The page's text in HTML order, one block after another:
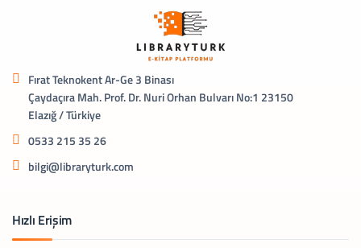
Fırat Teknokent Ar-Ge 3 Binası
Çaydaçıra Mah. Prof. Dr. Nuri Orhan Bulvarı No:1 23150
Elazığ / Türkiye
0533 215 35 26
bilgi@libraryturk.com
Hızlı Erişim